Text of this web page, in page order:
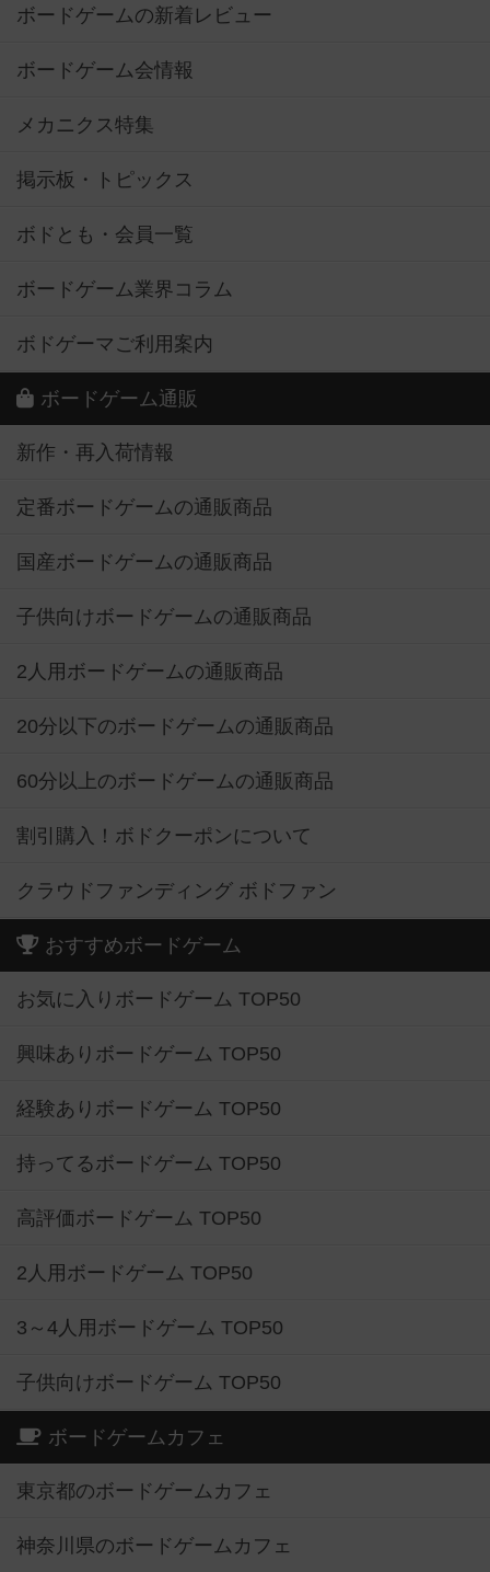
ボードゲームの新着レビュー
ボードゲーム会情報
メカニクス特集
掲示板・トピックス
ボドとも・会員一覧
ボードゲーム業界コラム
ボドゲーマご利用案内
ボードゲーム通販
新作・再入荷情報
定番ボードゲームの通販商品
国産ボードゲームの通販商品
子供向けボードゲームの通販商品
2人用ボードゲームの通販商品
20分以下のボードゲームの通販商品
60分以上のボードゲームの通販商品
割引購入！ボドクーポンについて
クラウドファンディング ボドファン
おすすめボードゲーム
お気に入りボードゲーム TOP50
興味ありボードゲーム TOP50
経験ありボードゲーム TOP50
持ってるボードゲーム TOP50
高評価ボードゲーム TOP50
2人用ボードゲーム TOP50
3～4人用ボードゲーム TOP50
子供向けボードゲーム TOP50
ボードゲームカフェ
東京都のボードゲームカフェ
神奈川県のボードゲームカフェ